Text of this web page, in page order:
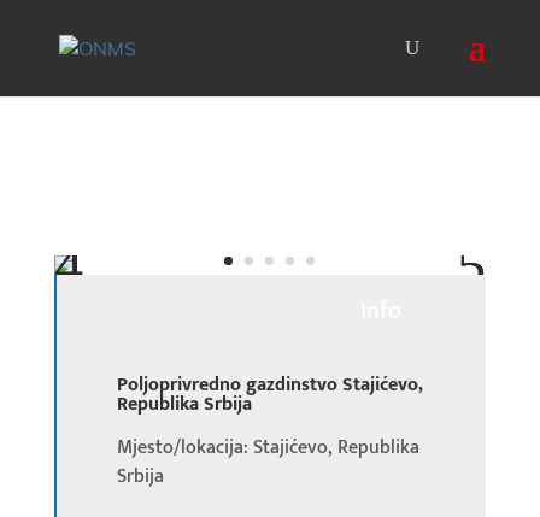
Poljoprivredno gazdinstvo Stajićevo,
Republika Srbija
Mjesto/lokacija: Stajićevo, Republika
Srbija